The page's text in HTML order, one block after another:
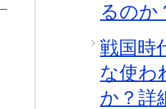
るのか
戦国時
な使わ
か？詳